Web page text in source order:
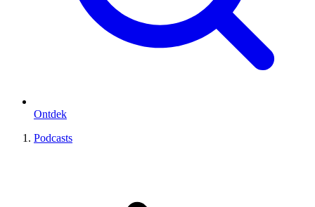
Ontdek
Podcasts